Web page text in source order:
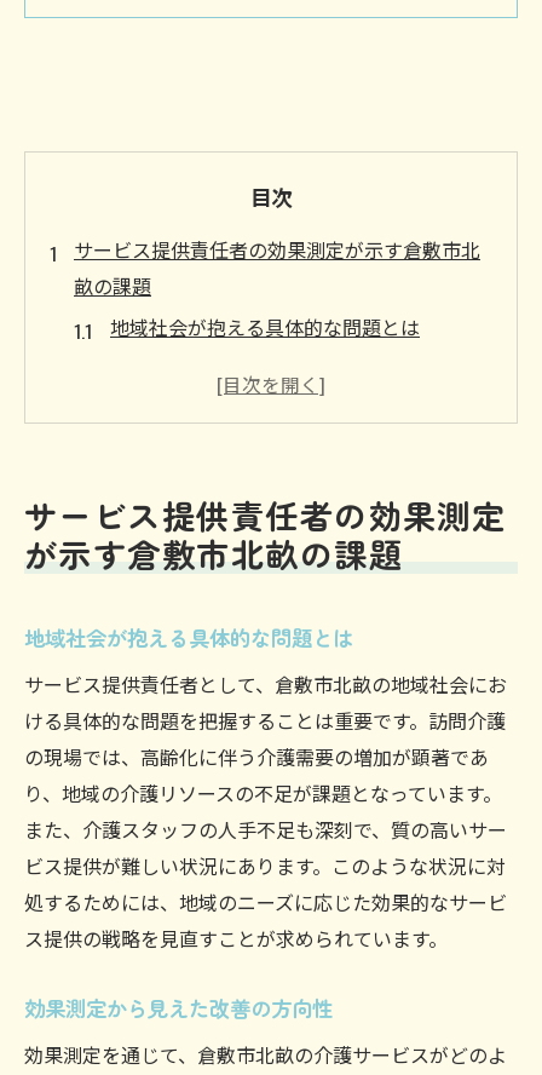
目次
サービス提供責任者の効果測定が示す倉敷市北
畝の課題
地域社会が抱える具体的な問題とは
効果測定から見えた改善の方向性
長期的な視点での課題把握
倉敷市北畝におけるサービス提供責任者の重要
地域住民の生活支援への貢献
信頼関係の構築とその役割
サービス提供の質向上に向けた取り組み
地域内での存在感と影響力
他のサービスプロバイダーとの連携
サービス提供者としてのキャリアパス
効果測定から見えるサービス提供責任者の役割
と未来
新しいサービスの可能性と展望
効果測定が示す役割の進化
サービス提供責任者の効果測定
が示す倉敷市北畝の課題
地域社会が抱える具体的な問題とは
サービス提供責任者として、倉敷市北畝の地域社会にお
ける具体的な問題を把握することは重要です。訪問介護
の現場では、高齢化に伴う介護需要の増加が顕著であ
り、地域の介護リソースの不足が課題となっています。
また、介護スタッフの人手不足も深刻で、質の高いサー
ビス提供が難しい状況にあります。このような状況に対
処するためには、地域のニーズに応じた効果的なサービ
ス提供の戦略を見直すことが求められています。
効果測定から見えた改善の方向性
効果測定を通じて、倉敷市北畝の介護サービスがどのよ